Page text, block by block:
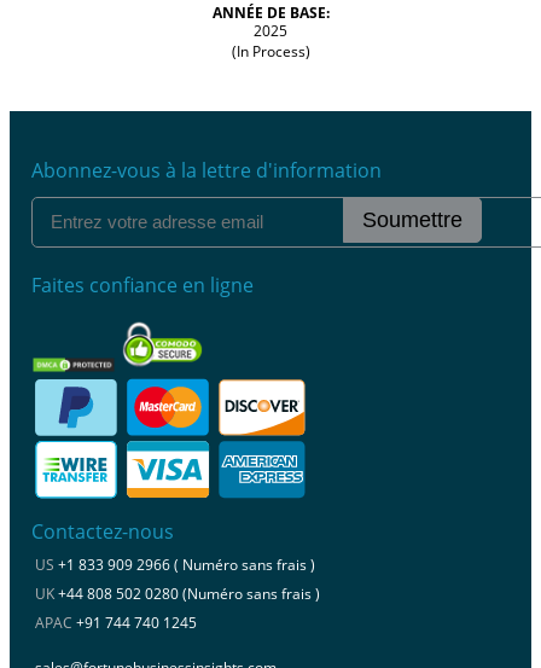
ANNÉE DE BASE:
2025
(In Process)
Abonnez-vous à la lettre d'information
Soumettre
Faites confiance en ligne
Contactez-nous
US +1 833 909 2966 ( Numéro sans frais )
UK+44 808 502 0280 (Numéro sans frais )
APAC +91 744 740 1245